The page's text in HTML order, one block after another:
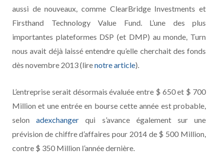
aussi de nouveaux, comme ClearBridge Investments et
Firsthand Technology Value Fund. L’une des plus
importantes plateformes DSP (et DMP) au monde, Turn
nous avait déjà laissé entendre qu’elle cherchait des fonds
dès novembre 2013 (lirenotre article).
L’entreprise serait désormais évaluée entre $ 650 et $ 700
Million et une entrée en bourse cette année est probable,
selonadexchanger qui s’avance également sur une
prévision de chiffre d’affaires pour 2014 de $ 500 Million,
contre $ 350 Million l’année dernière.